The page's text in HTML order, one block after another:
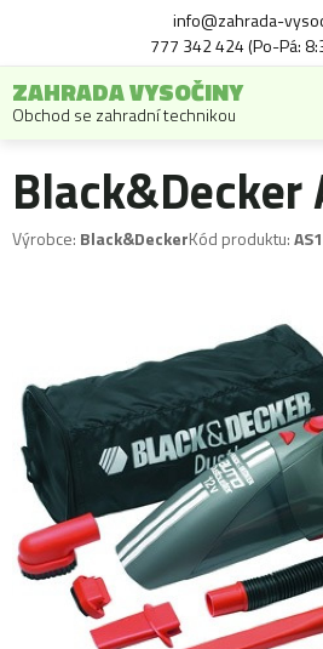
info@zahrada-
777 342 424 (Po-Pá:
ZAHRADA VYSOČINY
Obchod se zahradní technikou
Black&Decker
Výrobce: Black&DeckerKód produktu: